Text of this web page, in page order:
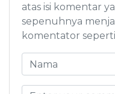
atas isi komentar
sepenuhnya
komentator